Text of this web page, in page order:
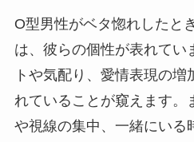
O型男性がベタ惚れしたと
は、彼らの個性が表れてい
トや気配り、愛情表現の
れていることが窺えます。
や視線の集中、一緒にいる